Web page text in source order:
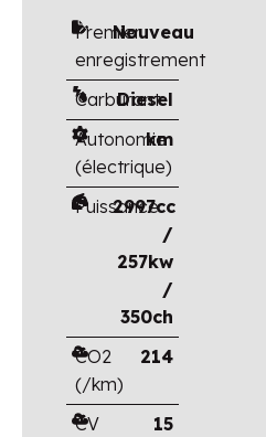
Premier
enregistrement
Nouveau
Carburant
Diesel
Autonomie
(électrique)
km
Puissance
2997cc
/
257kw
/
350ch
CO2
(/km)
214
CV
15